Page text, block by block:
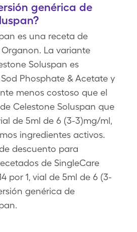
genérica de
es una receta de
La variante
Soluspan es
Phosphate & Acetate y
menos costoso que el
Celestone Soluspan que
de 5ml de 6 (3-3)mg/ml,
ingredientes activos.
descuento para
de SingleCare
por 1, vial de 5ml de 6 (3-
genérica de